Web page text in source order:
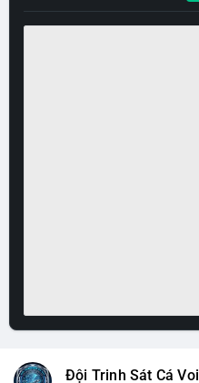
Đội Trinh Sát Cá Voi